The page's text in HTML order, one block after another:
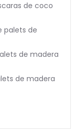
de coco
palets de
de madera
de madera